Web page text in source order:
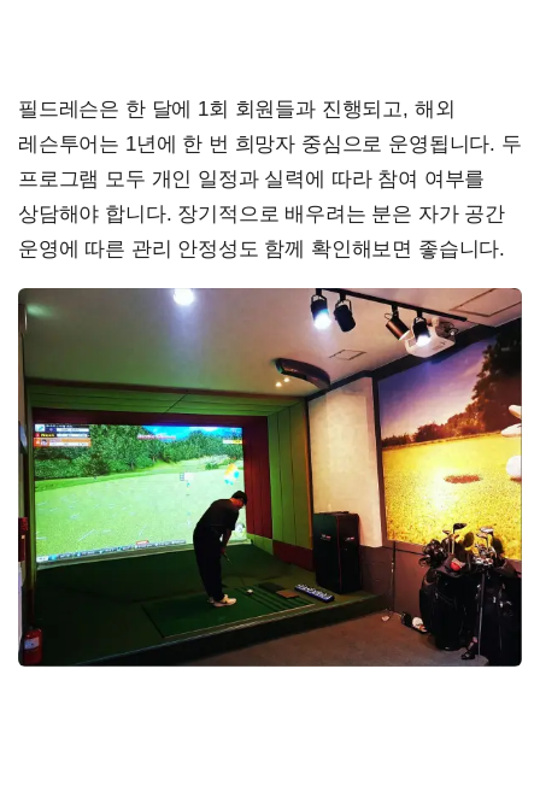
필드레슨은 한 달에 1회 회원들과 진행되고, 해외
레슨투어는 1년에 한 번 희망자 중심으로 운영됩니다. 두
프로그램 모두 개인 일정과 실력에 따라 참여 여부를
상담해야 합니다. 장기적으로 배우려는 분은 자가 공간
운영에 따른 관리 안정성도 함께 확인해보면 좋습니다.